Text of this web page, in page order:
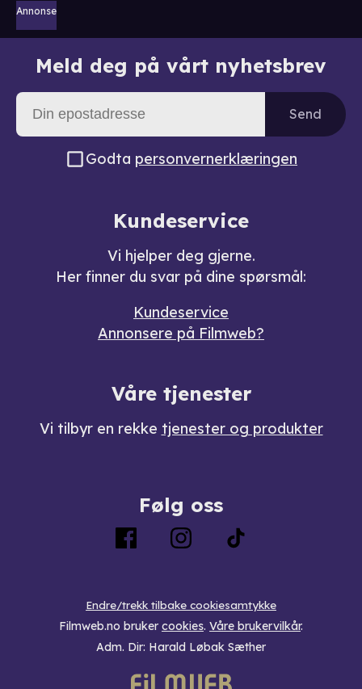
Annonse
Meld deg på vårt nyhetsbrev
Send
Godta personvernerklæringen
Kundeservice
Vi hjelper deg gjerne.
Her finner du svar på dine spørsmål:
Kundeservice
Annonsere på Filmweb?
Våre tjenester
Vi tilbyr en rekke tjenester og produkter
Følg oss
Endre/trekk tilbake cookiesamtykke
Filmweb.no bruker cookies. Våre brukervilkår.
Adm. Dir: Harald Løbak Sæther